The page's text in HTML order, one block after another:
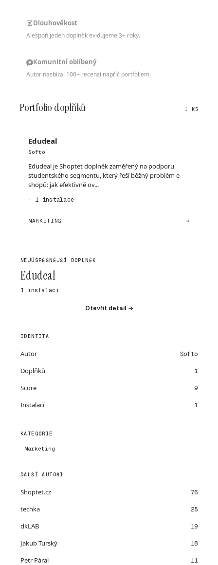
Dlouhověkost
Alespoň jeden doplněk evidujeme 3+ roky.
Komunitní oblíbený
Autor nasbíral 100+ recenzí napříč portfoliem.
Portfolio doplňků 1 KS
Edudeal
Softo
Edudeal je Shoptet doplněk zaměřený na podporu
studentského segmentu, který řeší běžný problém e-
shopů: jak efektivně ov...
· 1 instalace
MARKETING →
NEJÚSPĚŠNĚJŠÍ DOPLNĚK
Edudeal
1 instalací
Otevřít detail →
IDENTITA
Autor Softo
Doplňků 1
Score 9
Instalací 1
KATEGORIE
Marketing
DALŠÍ AUTOŘI
Shoptet.cz 76
techka 25
dkLAB 19
Jakub Turský 18
Petr Páral 11